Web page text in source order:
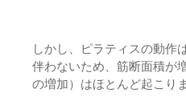
しかし、ピラティスの動作
伴わないため、筋断面積が
の増加）はほとんど起こり